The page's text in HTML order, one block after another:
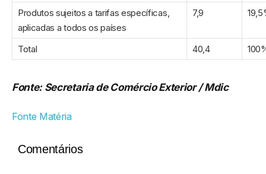
Produtos sujeitos a tarifas específicas,
aplicadas a todos os países
7,9
Total 40,4
Fonte: Secretaria de Comércio Exterior / Mdic
Fonte Matéria
Comentários